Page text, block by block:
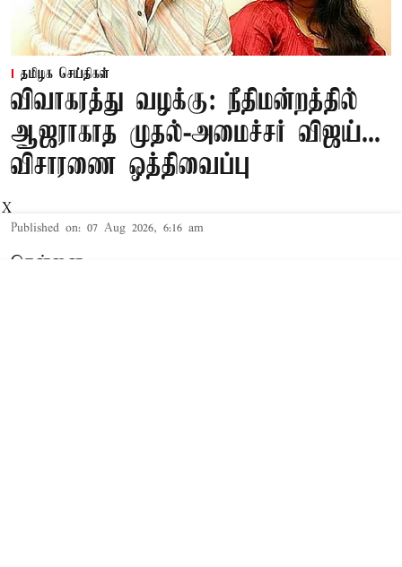
தமிழக செய்திகள்
விவாகரத்து வழக்கு: நீதிமன்றத்தில்
ஆஜராகாத முதல்-அமைச்சர் விஜய்...
விசாரணை ஒத்திவைப்பு
Published on: 07 Aug 2026, 6:16 am
சென்னை,
X